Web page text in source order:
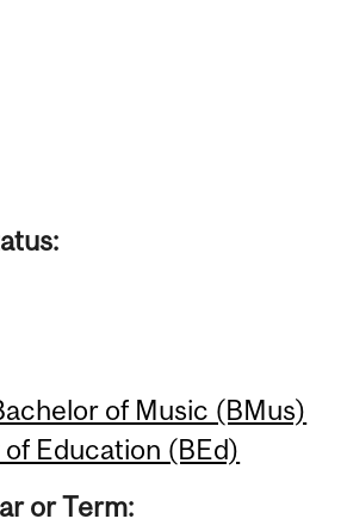
of Music (BMus)
Education (BEd)
or Term: